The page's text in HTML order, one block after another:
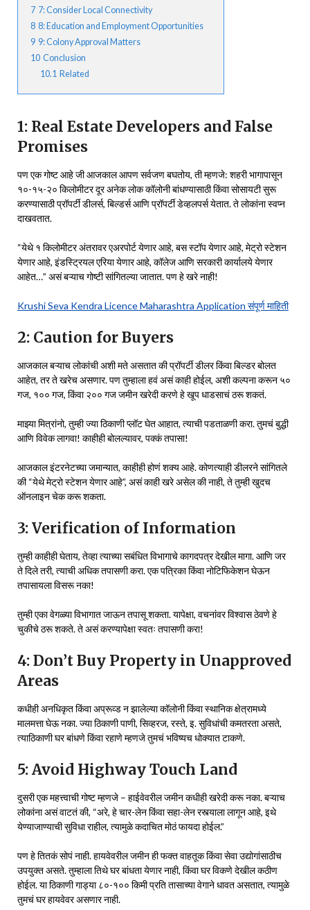
7 7: Consider Local Connectivity
8 8: Education and Employment Opportunities
9 9: Colony Approval Matters
10 Conclusion
10.1 Related
1: Real Estate Developers and False
Promises
पण एक गोष्ट आहे जी आजकाल आपण सर्वजण बघतोय, ती म्हणजे: शहरी भागापासून
१०-१५-२० किलोमीटर दूर अनेक लोक कॉलोनी बांधण्यासाठी किंवा सोसायटी सुरू
करण्यासाठी प्रॉपर्टी डीलर्स, बिल्डर्स आणि प्रॉपर्टी डेव्हलपर्स येतात. ते लोकांना स्वप्न
दाखवतात.
“येथे १ किलोमीटर अंतरावर एअरपोर्ट येणार आहे, बस स्टॉप येणार आहे, मेट्रो स्टेशन
येणार आहे, इंडस्ट्रियल एरिया येणार आहे, कॉलेज आणि सरकारी कार्यालये येणार
आहेत…” असं बऱ्याच गोष्टी सांगितल्या जातात. पण हे खरे नाही!
Krushi Seva Kendra Licence Maharashtra Application संपूर्ण माहिती
2: Caution for Buyers
आजकाल बऱ्याच लोकांची अशी मते असतात की प्रॉपर्टी डीलर किंवा बिल्डर बोलत
आहेत, तर ते खरेच असणार. पण तुम्हाला हवं असं काही होईल, अशी कल्पना करून ५०
गज, १०० गज, किंवा २०० गज जमीन खरेदी करणे हे खूप धाडसाचं ठरू शकतं.
माझ्या मित्रांनो, तुम्ही ज्या ठिकाणी प्लॉट घेत आहात, त्याची पडताळणी करा. तुमचं बुद्धी
आणि विवेक लागवा! काहीही बोलल्यावर, पक्कं तपासा!
आजकाल इंटरनेटच्या जमान्यात, काहीही होणं शक्य आहे. कोणत्याही डीलरने सांगितले
की “येथे मेट्रो स्टेशन येणार आहे”, असं काही खरे असेल की नाही, ते तुम्ही खुदच
ऑनलाइन चेक करू शकता.
3: Verification of Information
तुम्ही काहीही घेताय, तेव्हा त्याच्या सबंधित विभागाचे कागदपत्र देखील मागा. आणि जर
ते दिले तरी, त्याची अधिक तपासणी करा. एक पत्रिका किंवा नोटिफिकेशन घेऊन
तपासायला विसरू नका!
तुम्ही एका वेगळ्या विभागात जाऊन तपासू शकता. यापेक्षा, वचनांवर विश्वास ठेवणे हे
चुकीचे ठरू शकते. ते असं करण्यापेक्षा स्वतः तपासणी करा!
4: Don’t Buy Property in Unapproved
Areas
कधीही अनधिकृत किंवा अप्रूव्ड न झालेल्या कॉलोनी किंवा स्थानिक क्षेत्रामध्ये
मालमत्ता घेऊ नका. ज्या ठिकाणी पाणी, सिव्हरज, रस्ते, इ. सुविधांची कमतरता असते,
त्याठिकाणी घर बांधणे किंवा रहाणे म्हणजे तुमचं भविष्यच धोक्यात टाकणे.
5: Avoid Highway Touch Land
दुसरी एक महत्त्वाची गोष्ट म्हणजे – हाईवेवरील जमीन कधीही खरेदी करू नका. बऱ्याच
लोकांना असं वाटतं की, “अरे, हे चार-लेन किंवा सहा-लेन रस्त्याला लागून आहे, इथे
येण्याजाण्याची सुविधा राहील, त्यामुळे कदाचित मोठं फायदा होईल.”
पण हे तितकं सोपं नाही. हायवेवरील जमीन ही फक्त वाहतूक किंवा सेवा उद्योगांसाठीच
उपयुक्त असते. तुम्हाला तिथे घर बांधता येणार नाही, किंवा घर विकणे देखील कठीण
होईल. या ठिकाणी गाड्या ८०-१०० किमी प्रति तासाच्या वेगाने धावत असतात, त्यामुळे
तुमचं घर हायवेवर असणार नाही.